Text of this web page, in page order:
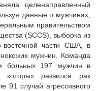
целенаправленный
данные о мужчинах,
правительством
(SCCS), выборка из
части США, в
мужчин. Команда
больных 197 мужчин в
развился рак
91 случай агрессивного